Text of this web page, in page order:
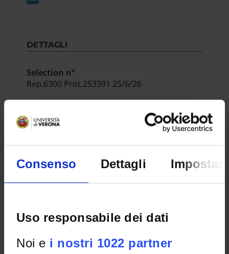
Consenso Dettagli
Uso responsabile dei dati
Noi e i nostri 1022 partner
DETTAGLI
Selection n°
Rep.6300 Prot.253391 25/6/26
Scienze Umane
Comunicazione posticipazione data e ora
selezione